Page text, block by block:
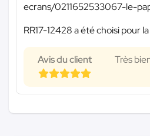
ecrans/0211652533067-le-
RR17-12428 a été choisi pour
Avis du client Très